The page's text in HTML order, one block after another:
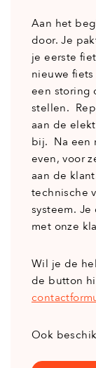
Aan het
door. Je
je eerste
nieuwe
een storing
stellen.
aan de
bij. Na een
even, voor
aan de
technische
systeem.
met onze
Wil je de
de button
Ook